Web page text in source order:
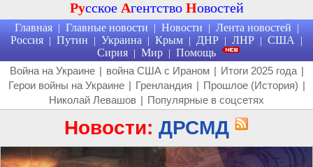
Русское Агентство Новостей
Главная | Главные новости | Новости | Лента новостей |
Россия | Путин | Украина | Крым | ДНР | ЛНР | США |
Сирия | Мир | Помощь
Война на Украине | война США с Ираном | Итоги 2025 года |
Герои войны на Украине | Гренландия | Прошлое (История) |
Николай Левашов | Популярные в соцсетях
Новости: ДРСМД